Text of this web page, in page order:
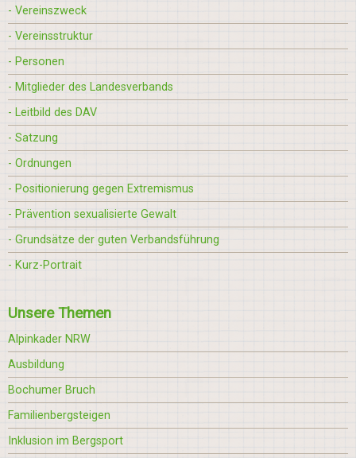
- Vereinszweck
- Vereinsstruktur
- Personen
- Mitglieder des Landesverbands
- Leitbild des DAV
- Satzung
- Ordnungen
- Positionierung gegen Extremismus
- Prävention sexualisierte Gewalt
- Grundsätze der guten Verbandsführung
- Kurz-Portrait
Unsere Themen
Alpinkader NRW
Ausbildung
Bochumer Bruch
Familienbergsteigen
Inklusion im Bergsport